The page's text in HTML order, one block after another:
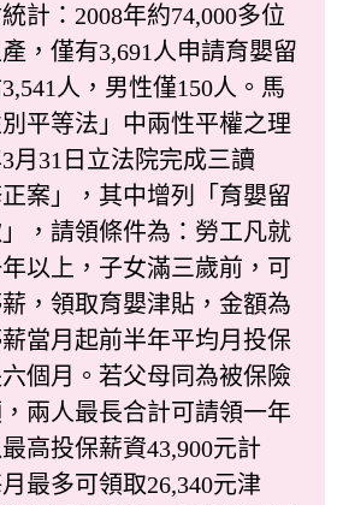
計：2008年約74,000多位
，僅有3,691人申請育嬰留
人，男性僅150人。馬
平等法」中兩性平權之理
月31日立法院完成三讀
正案」，其中增列「育嬰留
，請領條件為：勞工凡就
以上，子女滿三歲前，可
，領取育嬰津貼，金額為
當月起前半年平均月投保
個月。若父母同為被保險
兩人最長合計可請領一年
高投保薪資43,900元計
最多可領取26,340元津